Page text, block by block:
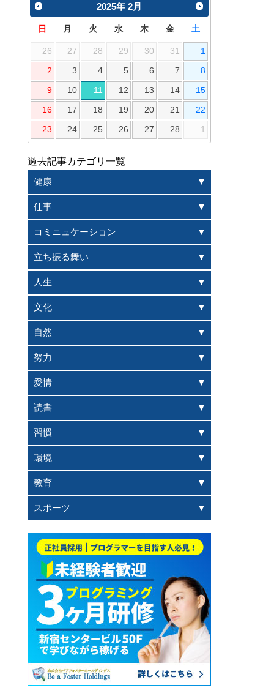
2025年 2月
日 月 火 水 木 金 土
26 27 28 29 30 31 1
2 3 4 5 6 7 8
9 10 11 12 13 14 15
16 17 18 19 20 21 22
23 24 25 26 27 28 1
過去記事カテゴリ一覧
健康
仕事
コミニュケーション
立ち振る舞い
人生
文化
自然
努力
愛情
読書
習慣
環境
教育
スポーツ